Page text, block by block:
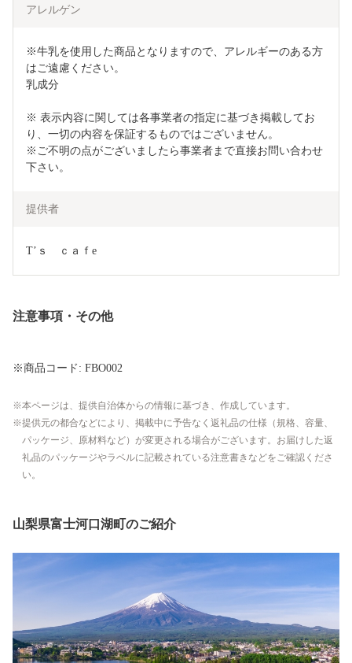
アレルゲン
※牛乳を使用した商品となりますので、アレルギーのある方
はご遠慮ください。
乳成分
※ 表示内容に関しては各事業者の指定に基づき掲載してお
り、一切の内容を保証するものではございません。
※ご不明の点がございましたら事業者まで直接お問い合わせ
下さい。
提供者
T’ｓ　ｃａｆe
注意事項・その他
※商品コード: FBO002
本ページは、提供自治体からの情報に基づき、作成しています。
提供元の都合などにより、掲載中に予告なく返礼品の仕様（規格、容量、
パッケージ、原材料など）が変更される場合がございます。お届けした返
礼品のパッケージやラベルに記載されている注意書きなどをご確認くださ
い。
山梨県富士河口湖町のご紹介